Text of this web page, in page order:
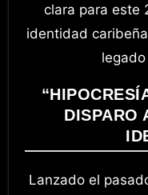
clara para este
identidad
DISPARO
Lanzado el